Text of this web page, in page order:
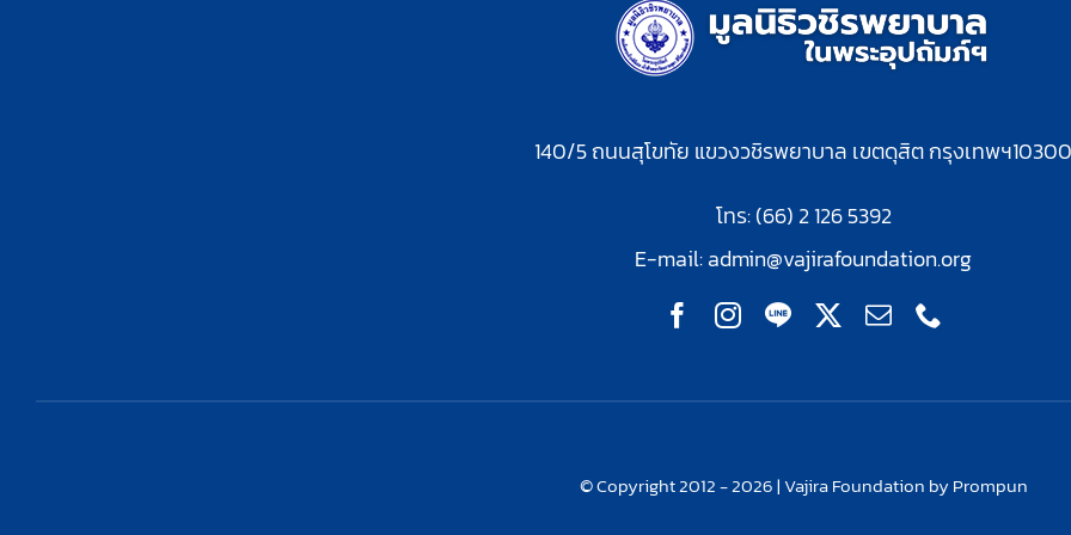
140/5 ถนนสุโขทัย แขวงวชิรพยาบาล เขตดุสิต กรุงเทพฯ10300
โทร: (66) 2 126 5392
E-mail:admin@vajirafoundation.org
© Copyright 2012 - 2026 | Vajira Foundation by Prompun